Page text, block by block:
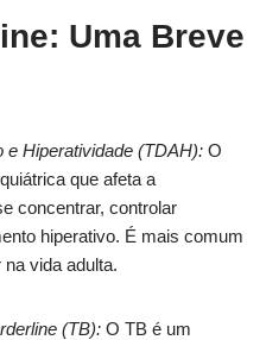
Uma Breve
e Hiperatividade (TDAH): O
que afeta a
concentrar, controlar
hiperativo. É mais comum
vida adulta.
(TB): O TB é um